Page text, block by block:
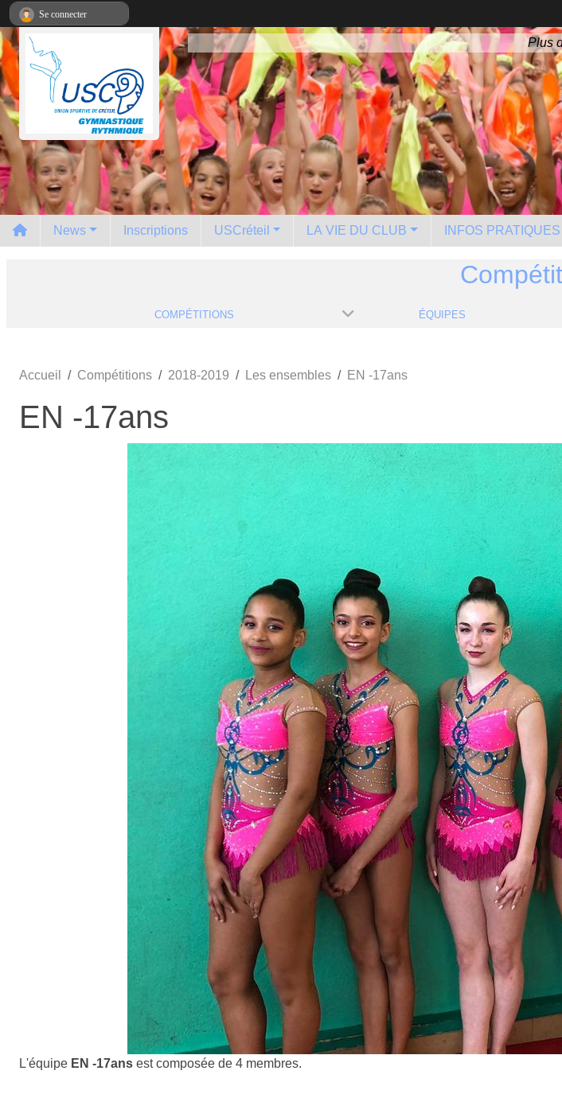
Plus
News Inscriptions USCréteil LA VIE DU CLUB INFOS PRATIQUES
COMPÉTITIONS ÉQUIPES
Accueil Compétitions 2018-2019 Les ensembles EN -17ans
EN -17ans
L'équipe EN -17ans est composée de 4 membres.
Se connecter
Panneau de gestion des cookies